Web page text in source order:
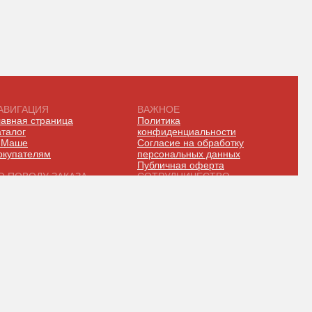
страница
ВАЖНОЕ
Политика
конфиденциальности
Согласие на обработку
персональных данных
Публичная оферта
ПОВОДУ ЗАКАЗА
СОТРУДНИЧЕСТВО